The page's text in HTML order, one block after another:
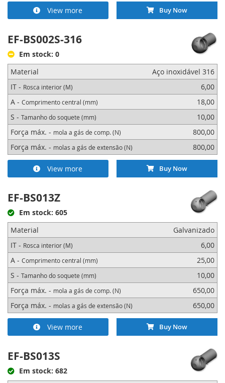
View more Buy Now
EF-BS002S-316
Em stock: 0
Material
Aço inoxidável 316
IT - Rosca interior (M)
6,00
A - Comprimento central (mm)
18,00
S - Tamanho do soquete (mm)
10,00
Força máx. - mola a gás de comp. (N)
800,00
Força máx. - molas a gás de extensão (N) 800,00
View more Buy Now
EF-BS013Z
Em stock: 605
Material
Galvanizado
IT - Rosca interior (M)
6,00
A - Comprimento central (mm)
25,00
S - Tamanho do soquete (mm)
10,00
Força máx. - mola a gás de comp. (N)
650,00
Força máx. - molas a gás de extensão (N) 650,00
View more Buy Now
EF-BS013S
Em stock: 682